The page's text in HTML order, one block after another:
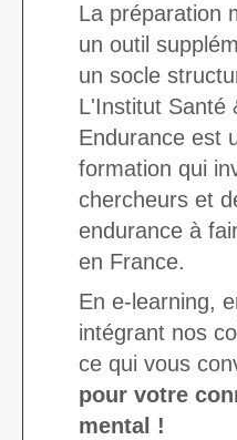
La préparation
un outil
un socle
L'Institut Santé
Endurance est
formation qui
chercheurs et
endurance à
en France.
En e-learning,
intégrant nos
ce qui vous
pour votre
mental !